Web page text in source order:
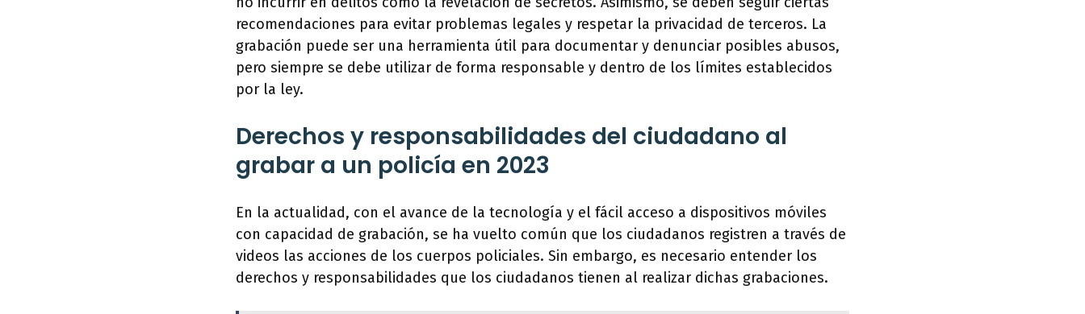
recomendaciones para evitar problemas legales y respetar la privacidad de terceros. La
grabación puede ser una herramienta útil para documentar y denunciar posibles abusos,
pero siempre se debe utilizar de forma responsable y dentro de los límites establecidos
por la ley.
Derechos y responsabilidades del ciudadano al
grabar a un policía en 2023
En la actualidad, con el avance de la tecnología y el fácil acceso a dispositivos móviles
con capacidad de grabación, se ha vuelto común que los ciudadanos registren a través de
videos las acciones de los cuerpos policiales. Sin embargo, es necesario entender los
derechos y responsabilidades que los ciudadanos tienen al realizar dichas grabaciones.